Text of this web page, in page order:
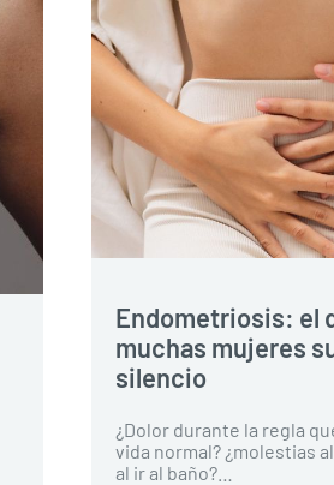
Endometriosis: el
muchas mujeres
silencio
¿Dolor durante la regla
vida normal? ¿molestias
al ir al baño?…